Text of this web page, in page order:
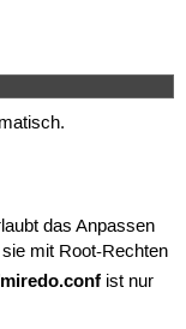
das Anpassen
mit Root-Rechten
ist nur